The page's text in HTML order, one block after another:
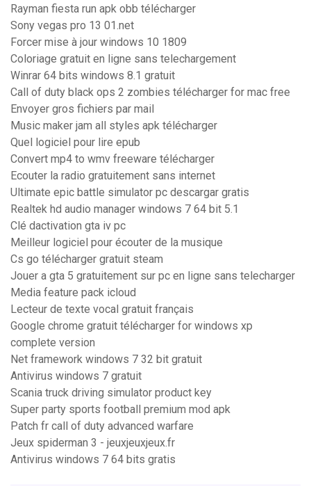
Rayman fiesta run apk obb télécharger
Sony vegas pro 13 01.net
Forcer mise à jour windows 10 1809
Coloriage gratuit en ligne sans telechargement
Winrar 64 bits windows 8.1 gratuit
Call of duty black ops 2 zombies télécharger for mac free
Envoyer gros fichiers par mail
Music maker jam all styles apk télécharger
Quel logiciel pour lire epub
Convert mp4 to wmv freeware télécharger
Ecouter la radio gratuitement sans internet
Ultimate epic battle simulator pc descargar gratis
Realtek hd audio manager windows 7 64 bit 5.1
Clé dactivation gta iv pc
Meilleur logiciel pour écouter de la musique
Cs go télécharger gratuit steam
Jouer a gta 5 gratuitement sur pc en ligne sans telecharger
Media feature pack icloud
Lecteur de texte vocal gratuit français
Google chrome gratuit télécharger for windows xp
complete version
Net framework windows 7 32 bit gratuit
Antivirus windows 7 gratuit
Scania truck driving simulator product key
Super party sports football premium mod apk
Patch fr call of duty advanced warfare
Jeux spiderman 3 - jeuxjeuxjeux.fr
Antivirus windows 7 64 bits gratis